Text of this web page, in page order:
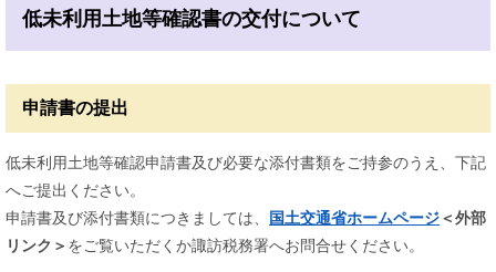
低未利用土地等確認書の交付について
申請書の提出
低未利用土地等確認申請書及び必要な添付書類をご持参のうえ、下記
へご提出ください。
申請書及び添付書類につきましては、
国土交通省ホームページ＜外部
リンク＞ をご覧いただくか諏訪税務署へお問合せください。